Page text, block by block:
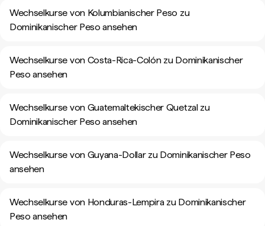
Wechselkurse von Kolumbianischer Peso zu
Dominikanischer Peso ansehen
Wechselkurse von Costa-Rica-Colón zu Dominikanischer
Peso ansehen
Wechselkurse von Guatemaltekischer Quetzal zu
Dominikanischer Peso ansehen
Wechselkurse von Guyana-Dollar zu Dominikanischer Peso
ansehen
Wechselkurse von Honduras-Lempira zu Dominikanischer
Peso ansehen